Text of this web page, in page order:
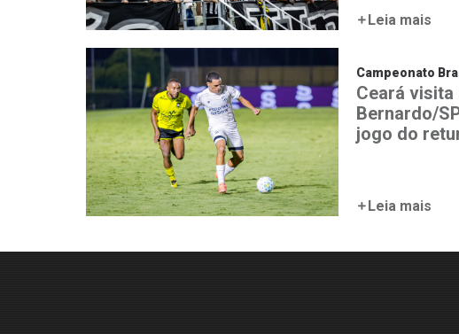
Leia mais
Campeonato
Ceará visita
Bernardo/
jogo do
Leia mais